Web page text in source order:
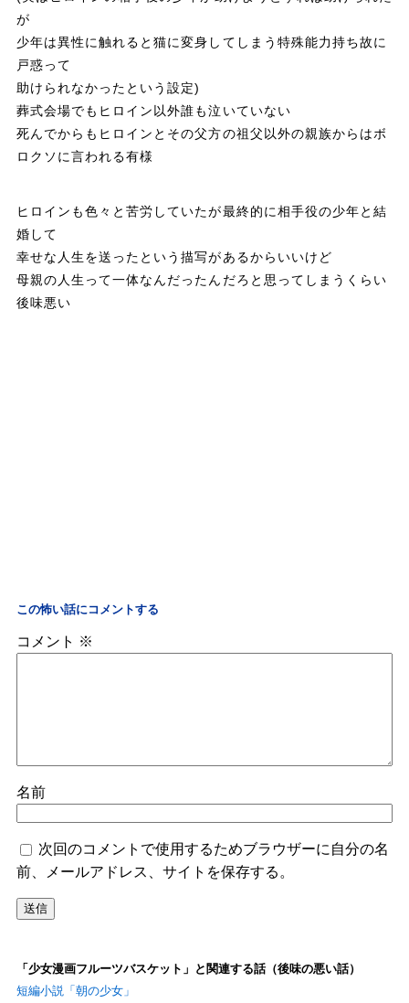
が
少年は異性に触れると猫に変身してしまう特殊能力持ち故に
戸惑って
助けられなかったという設定)
葬式会場でもヒロイン以外誰も泣いていない
死んでからもヒロインとその父方の祖父以外の親族からはボ
ロクソに言われる有様
ヒロインも色々と苦労していたが最終的に相手役の少年と結
婚して
幸せな人生を送ったという描写があるからいいけど
母親の人生って一体なんだったんだろと思ってしまうくらい
後味悪い
この怖い話にコメントする
コメント ※
名前
次回のコメントで使用するためブラウザーに自分の名
前、メールアドレス、サイトを保存する。
「少女漫画フルーツバスケット」と関連する話（後味の悪い話）
短編小説「朝の少女」